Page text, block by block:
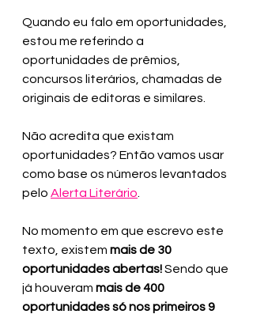
Quando eu falo em oportunidades,
estou me referindo a
oportunidades de prêmios,
concursos literários, chamadas de
originais de editoras e similares.
Não acredita que existam
oportunidades? Então vamos usar
como base os números levantados
pelo Alerta Literário
No momento em que escrevo este
texto, existem mais de 30
oportunidades abertas! Sendo que
já houveram mais de 400
oportunidades só nos primeiros 9